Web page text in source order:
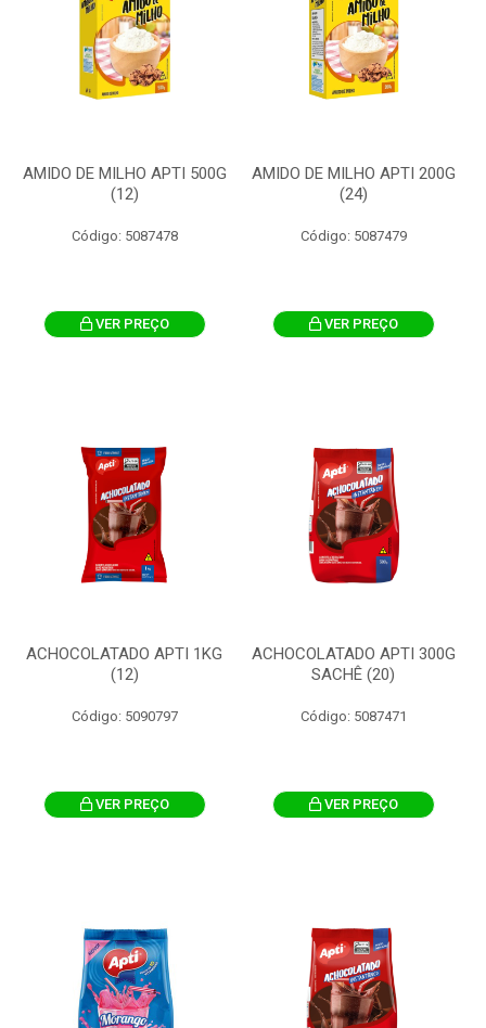
AMIDO DE MILHO APTI 500G
(12)
Código: 5087478
VER PREÇO
AMIDO DE MILHO APTI 200G
(24)
Código: 5087479
VER PREÇO
ACHOCOLATADO APTI 1KG
(12)
Código: 5090797
VER PREÇO
ACHOCOLATADO APTI 300G
SACHÊ (20)
Código: 5087471
VER PREÇO